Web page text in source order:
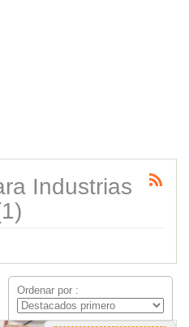
Industrias
Ordenar por :